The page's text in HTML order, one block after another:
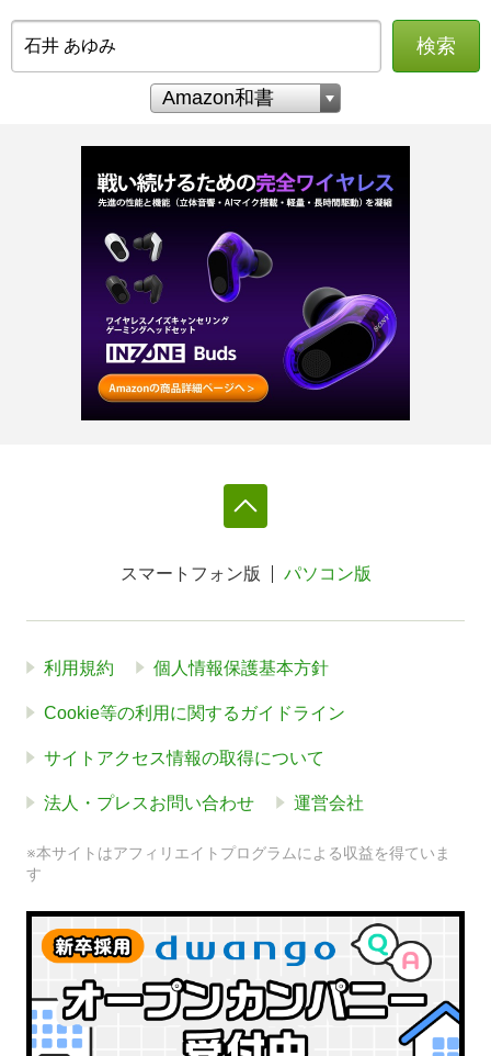
検索
スマートフォン版 パソコン版
利用規約 個人情報保護基本方針
Cookie等の利用に関するガイドライン
サイトアクセス情報の取得について
法人・プレスお問い合わせ 運営会社
※本サイトはアフィリエイトプログラムによる収益を得ていま
す